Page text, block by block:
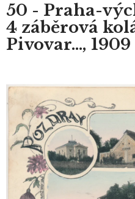
50 - Praha-
4 záběrová
Pivovar..., 1909